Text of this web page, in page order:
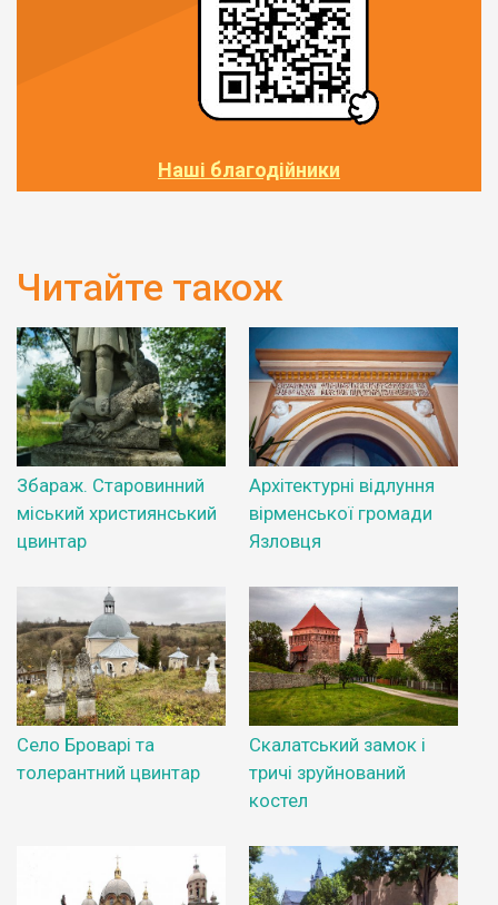
Наші благодійники
Читайте також
Збараж. Старовинний
міський християнський
цвинтар
Архітектурні відлуння
вірменської громади
Язловця
Село Броварі та
толерантний цвинтар
Скалатський замок і
тричі зруйнований
костел